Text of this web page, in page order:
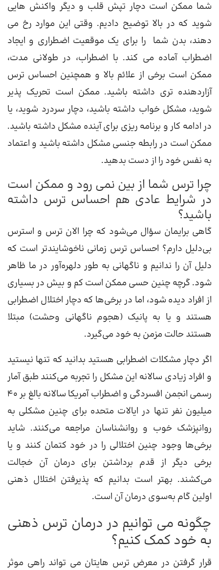
شما ممکن است دچار تپش قلب و دیگر واکنش هایی
شوید که در بالا توضیح دادیم. وقتی این موارد رخ می
دهند، بدن شما را برای یک موقعیت اضطراری و ایجاد
اضطراب آماده می کند. با اضطراب، در طولانی مدت،
ممکن است برخی از علائم بالا و همچنین احساس ترس
آزاردهنده تری داشته باشید. ممکن است تحریک پذیر
شوید، مشکل خواب داشته باشید، دچار سردرد شوید، یا
در ادامه کار و برنامه ریزی برای آینده مشکل داشته باشید.
ممکن است در رابطه جنسی مشکل داشته باشید و اعتماد
به نفس خود را از دست بدهید.
چرا ترس شما از بین نمی رود و ممکن است
در شرایط عادی هم احساس ترس داشته
باشید؟
گاهی برایمان سؤال می‌شود که چرا الان ترس و استرس
بی‌دلیل دارم؟ احساس ترس زمانی ناخوشایندتر است که
دلیل آن را ندانیم و ناگهانی به طور دلهره‌آور در ما ظاهر
شود. گرچه چنین حسی ممکن است کم‌ و بیش در بسیاری
از افراد دیده شود، اما در برخی‌ها که دچار اختلال اضطرابی
هستند و یا به پانیک (هجوم ناگهانی وحشت) مبتلا
هستند حالت مزمن به خود می‌گیرد.
اگر دچار مشکلات اضطرابی هستید بدانید که تنها نیستید
و افراد زیادی سالانه این مشکل را تجربه می‌کنند طبق آمار
رسمی انجمن افسردگی و اضطراب آمریکا سالانه بالغ بر ۴۰
میلیون نفر تنها در ایالات متحده برای چنین مشکلی به
روانپزشک خوب و روانشناسان مراجعه می‌کنند. شاید
برخی‌ها وجود چنین اختلالی را در خود کتمان کنند و یا
برخی دیگر از قدم برداشتن برای درمان آن خجالت
می‌کشند. بهتر است بدانیم که پذیرفتن اختلال ذهنی
اولین گام به‌سوی درمان آن است.
چگونه می توانیم در درمان ترس ذهنی
به خود کمک کنیم؟
قرار گرفتن در معرض ترس هایتان می تواند راهی موثر